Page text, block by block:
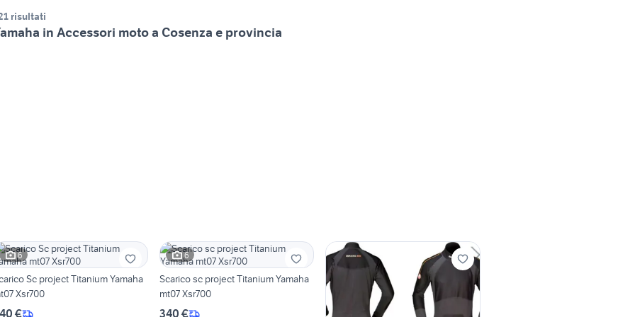
risultati
in Accessori moto a Cosenza e provincia
6
Sc project Titanium Yamaha
Xsr700
€
6
Scarico sc project Titanium Yamaha
mt07 Xsr700
340 €